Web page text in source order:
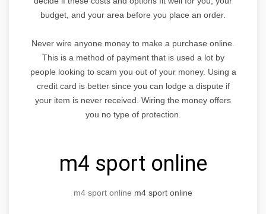
budget, and your area before you place an order.
Never wire anyone money to make a purchase online.
This is a method of payment that is used a lot by
people looking to scam you out of your money. Using a
credit card is better since you can lodge a dispute if
your item is never received. Wiring the money offers
you no type of protection.
m4 sport online
m4 sport online m4 sport online